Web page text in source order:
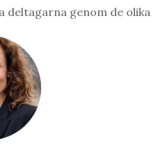
deltagarna genom de olika